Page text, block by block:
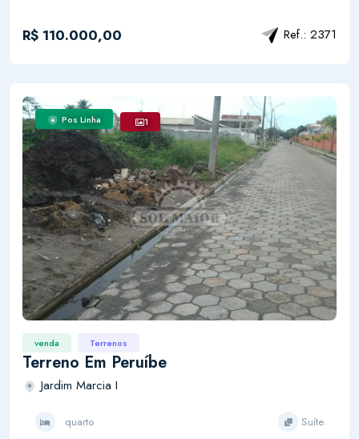
R$ 110.000,00 Ref.: 2371
Pos Linha 1
venda Terrenos
Terreno Em Peruíbe
Jardim Marcia I
quarto Suíte